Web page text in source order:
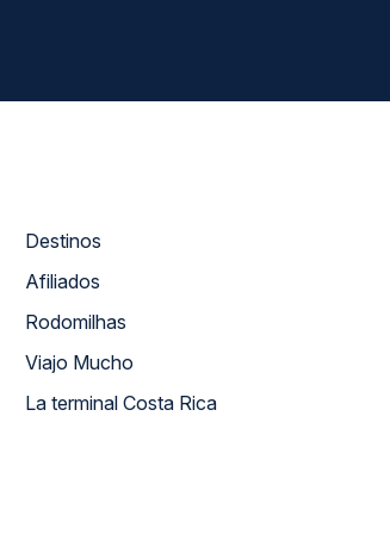
Destinos
Afiliados
Rodomilhas
Viajo Mucho
La terminal Costa Rica